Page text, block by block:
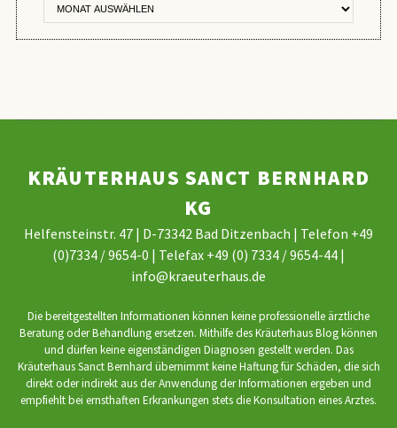
KRÄUTERHAUS SANCT BERNHARD
KG
Helfensteinstr. 47 | D-73342 Bad Ditzenbach | Telefon +49
(0)7334 / 9654-0 | Telefax +49 (0) 7334 / 9654-44 |
info@kraeuterhaus.de
Die bereitgestellten Informationen können keine professionelle ärztliche
Beratung oder Behandlung ersetzen. Mithilfe des Kräuterhaus Blog können
und dürfen keine eigenständigen Diagnosen gestellt werden. Das
Kräuterhaus Sanct Bernhard übernimmt keine Haftung für Schäden, die sich
direkt oder indirekt aus der Anwendung der Informationen ergeben und
empfiehlt bei ernsthaften Erkrankungen stets die Konsultation eines Arztes.